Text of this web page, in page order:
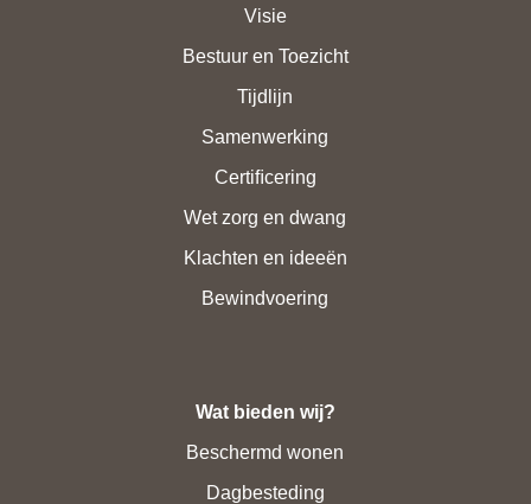
Visie
Bestuur en Toezicht
Tijdlijn
Samenwerking
Certiﬁcering
Wet zorg en dwang
Klachten en ideeën
Bewindvoering
Wat bieden wij?
Beschermd wonen
Dagbesteding